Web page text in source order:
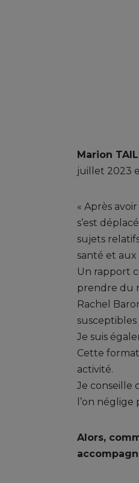
Marion
juillet 2023
« Après
s’est
sujets
santé et aux
Un rapport
prendre du
Rachel
Je suis
Cette
activité.
Je conseille
l’on
Alors,